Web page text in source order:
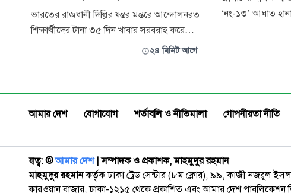
ভারতের রাজধানী দিল্লির যন্তর মন্তরে আন্দোলনরত
শিক্ষার্থীদের টানা ৩৫ দিন খাবার সরবরাহ করে
আলোচনায় আসা মোহাম্মদ জুনাইদ মালিক এবার
আন্দোলনকারীদের সহায়তা করতে গিয়ে পুলিশের
হয়রানির অভিযোগ তোলার পরো তিনি
২৪ মিনিট আগে
‘নং-১৩’ আঘাত
হাজার বাসিন্দাকে
আমার দেশ যোগাযোগ শর্তাবলি ও নীতিমালা গোপনীয়তা নীতি
স্বত্ব: ©️আমার দেশ| সম্পাদক ও প্রকাশক, মাহমুদুর রহমান
মাহমুদুর রহমানকর্তৃক ঢাকা ট্রেড সেন্টার (৮ম ফ্লোর), ৯৯, কাজী নজরুল
কারওয়ান বাজার, ঢাকা-১২১৫ থেকে প্রকাশিত এবং আমার দেশ পাবলিকেশন